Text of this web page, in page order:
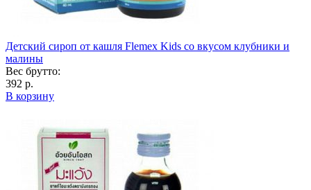
Детский сироп от кашля Flemex Kids со вкусом клубники и
малины
Вес брутто:
392 р.
В корзину